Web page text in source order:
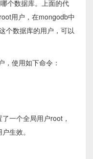
个数据库。上面的代
用户，在mongodb中
个数据库的用户，可以
，使用如下命令：
一个全局用户root，
生效。